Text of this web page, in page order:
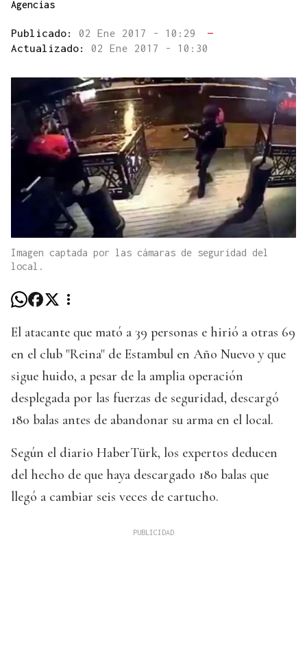
Agencias
Publicado: 02 Ene 2017 - 10:29
—
Actualizado: 02 Ene 2017 - 10:30
Imagen captada por las cámaras de seguridad del
local.
El atacante que mató a 39 personas e hirió a otras 69
en el club "Reina" de Estambul en Año Nuevo y que
sigue huido, a pesar de la amplia operación
desplegada por las fuerzas de seguridad, descargó
180 balas antes de abandonar su arma en el local.
Según el diario HaberTürk, los expertos deducen
del hecho de que haya descargado 180 balas que
llegó a cambiar seis veces de cartucho.